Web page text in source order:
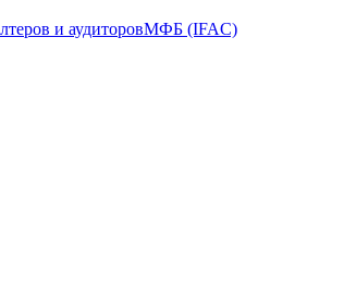
и аудиторовМФБ (IFAC)